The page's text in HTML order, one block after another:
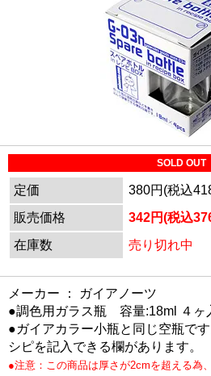
SOLD OUT
定価
380円(税込
販売価格
342円(税込
在庫数
売り切れ中
メーカー ： ガイアノーツ
●調色用ガラス瓶 容量:18ml ４
●ガイアカラー小瓶と同じ空瓶で
シピを記入できる欄があります。
●注意：この商品は厚さが2cmを超える為